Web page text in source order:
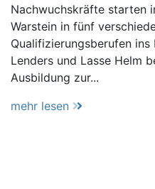
Nachwuchskräfte starten
Warstein in fünf
Qualifizierungsberufen ins
Lenders und Lasse Helm
Ausbildung zur...
mehr lesen